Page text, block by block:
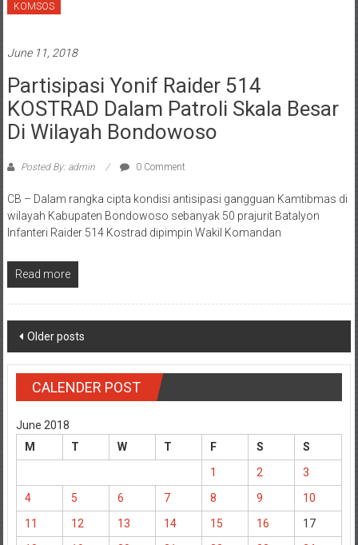
KOMSOS
June 11, 2018
Partisipasi Yonif Raider 514
KOSTRAD Dalam Patroli Skala Besar
Di Wilayah Bondowoso
Posted By: admin 0 Comment
CB – Dalam rangka cipta kondisi antisipasi gangguan Kamtibmas di
wilayah Kabupaten Bondowoso sebanyak 50 prajurit Batalyon
Infanteri Raider 514 Kostrad dipimpin Wakil Komandan
Read more
Posts
navigation
Older posts
CALENDER POST
June 2018
M
T W T F S
S
1
2
3
4
5 6 7 8 9
10
11
12 13 14 15 16
17